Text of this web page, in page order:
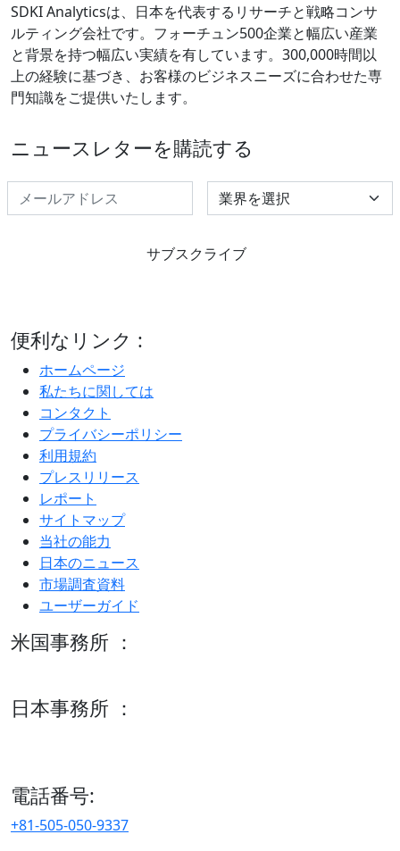
SDKI Analyticsは、日本を代表するリサーチと戦略コンサ
ルティング会社です。フォーチュン500企業と幅広い産業
と背景を持つ幅広い実績を有しています。300,000時間以
上の経験に基づき、お客様のビジネスニーズに合わせた専
門知識をご提供いたします。
ニュースレターを購読する
Select Industry
サブスクライブ
便利なリンク :
ホームページ
私たちに関しては
コンタクト
プライバシーポリシー
利用規約
プレスリリース
レポート
サイトマップ
当社の能力
日本のニュース
市場調査資料
ユーザーガイド
米国事務所 ：
日本事務所 ：
電話番号:
+81-505-050-9337